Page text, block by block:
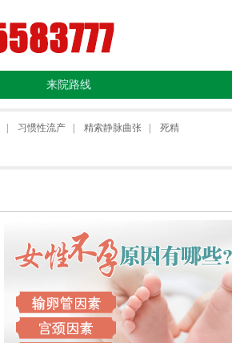
来院路线
习惯性流产 精索静脉曲张
死精